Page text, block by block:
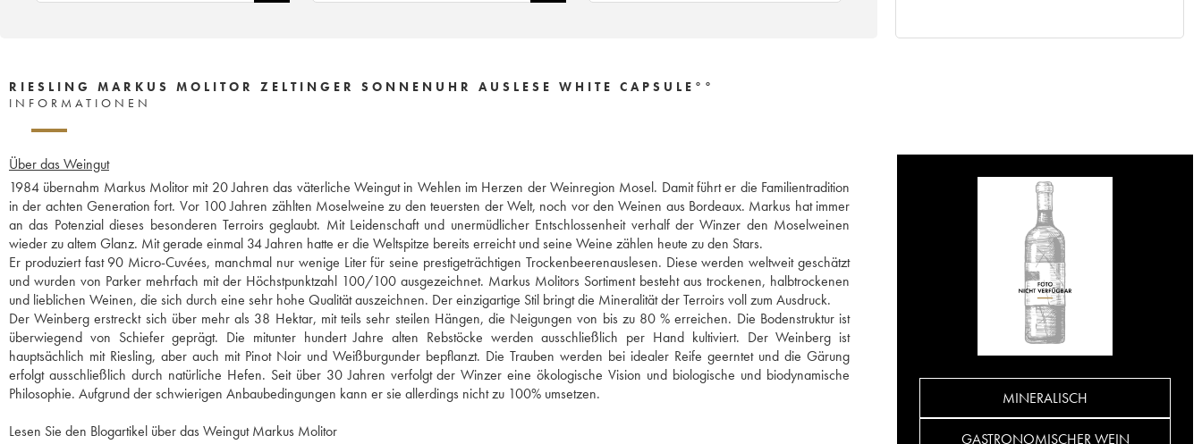
RIESLING MARKUS MOLITOR ZELTINGER SONNENUHR AUSLESE WHITE CAPSULE°°
INFORMATIONEN
Über das Weingut
1984 übernahm Markus Molitor mit 20 Jahren das väterliche Weingut in Wehlen im Herzen der Weinregion Mosel. Damit führt er die Familientradition
in der achten Generation fort. Vor 100 Jahren zählten Moselweine zu den teuersten der Welt, noch vor den Weinen aus Bordeaux. Markus hat immer
an das Potenzial dieses besonderen Terroirs geglaubt. Mit Leidenschaft und unermüdlicher Entschlossenheit verhalf der Winzer den Moselweinen
wieder zu altem Glanz. Mit gerade einmal 34 Jahren hatte er die Weltspitze bereits erreicht und seine Weine zählen heute zu den Stars.
Er produziert fast 90 Micro-Cuvées, manchmal nur wenige Liter für seine prestigeträchtigen Trockenbeerenauslesen. Diese werden weltweit geschätzt
und wurden von Parker mehrfach mit der Höchstpunktzahl 100/100 ausgezeichnet. Markus Molitors Sortiment besteht aus trockenen, halbtrockenen
und lieblichen Weinen, die sich durch eine sehr hohe Qualität auszeichnen. Der einzigartige Stil bringt die Mineralität der Terroirs voll zum Ausdruck.
Der Weinberg erstreckt sich über mehr als 38 Hektar, mit teils sehr steilen Hängen, die Neigungen von bis zu 80 % erreichen. Die Bodenstruktur ist
überwiegend von Schiefer geprägt. Die mitunter hundert Jahre alten Rebstöcke werden ausschließlich per Hand kultiviert. Der Weinberg ist
hauptsächlich mit Riesling, aber auch mit Pinot Noir und Weißburgunder bepflanzt. Die Trauben werden bei idealer Reife geerntet und die Gärung
erfolgt ausschließlich durch natürliche Hefen. Seit über 30 Jahren verfolgt der Winzer eine ökologische Vision und biologische und biodynamische
Philosophie. Aufgrund der schwierigen Anbaubedingungen kann er sie allerdings nicht zu 100% umsetzen.
Lesen Sie den Blogartikel über das Weingut Markus Molitor
MINERALISCH
GASTRONOMISCHER WEIN